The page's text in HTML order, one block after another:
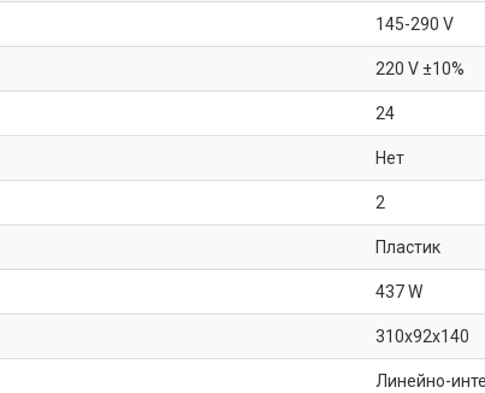
145-290 V
220 V ±10%
24
Нет
2
Пластик
437 W
310x92x140
Линейно-